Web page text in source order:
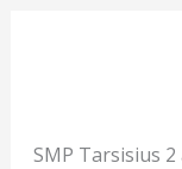
SMP Tarsisius